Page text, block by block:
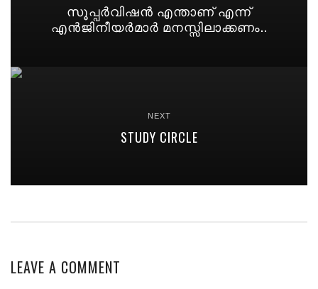
സൂപ്പർവിഷൻ എന്താണ് എന്ന്
എൻജിനീയർമാർ മനസ്സിലാക്കണം..
NEXT
STUDY CIRCLE
LEAVE A COMMENT